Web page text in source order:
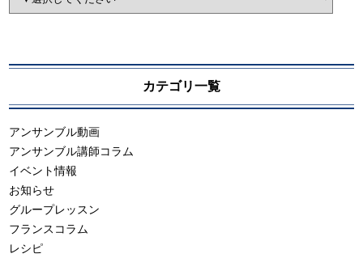
カテゴリ一覧
アンサンブル動画
アンサンブル講師コラム
イベント情報
お知らせ
グループレッスン
フランスコラム
レシピ